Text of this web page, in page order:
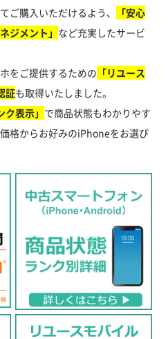
ご購入いただけるよう、
「安心
ジメント」 など充実したサービ
をご提供するための 「リユース
証も取得いたしました。
ク表示」 で商品状態もわかりやす
格からお好みのiPhoneをお選び